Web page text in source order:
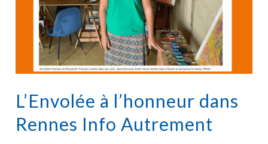
L’Envolée à l’honneur dans
Rennes Info Autrement